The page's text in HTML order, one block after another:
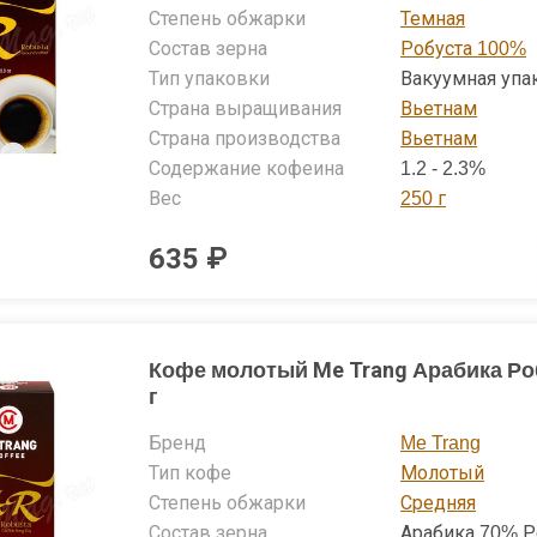
специально разработанных компанией. В целом
маслянистым, сбалансированным, сладковатым,
вкусом, с благородной кислинкой и фруктовыми
в меру терпкий, деликатный, интенсивный, с медово-
Степень обжарки
Темная
Состав зерна
Робуста 100%
Тип упаковки
Вакуумная
Страна выращивания
Вьетнам
Страна производства
Вьетнам
Содержание кофеина
1.2 - 2.3%
Вес
250 г
635 ₽
Кофе молотый Me Trang Арабика
г
Бренд
Me Trang
Тип кофе
Молотый
Степень обжарки
Средняя